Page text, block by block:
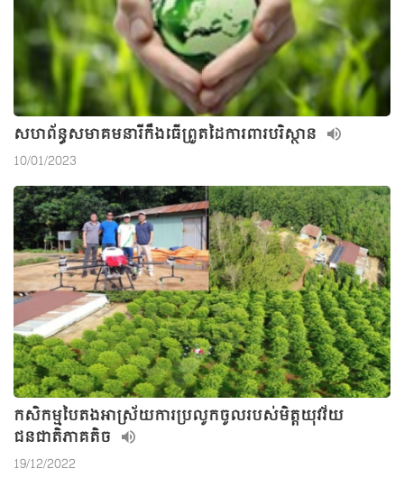
សហព័ន្ធសមាគមនារីកឹងធើព្រួតដៃការពារបរិស្ថាន
10/01/2023
កសិកម្មបៃតងអាស្រ័យការប្រលូកចូលរបស់មិត្តយុវវ័យ
ជនជាតិភាគតិច
19/12/2022